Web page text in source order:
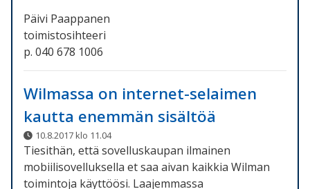
Päivi Paappanen
toimistosihteeri
p. 040 678 1006
Wilmassa on internet-selaimen
kautta enemmän sisältöä
10.8.2017 klo 11.04
Tiesithän, että sovelluskaupan ilmainen
mobiilisovelluksella et saa aivan kaikkia Wilman
toimintoja käyttöösi. Laajemmassa